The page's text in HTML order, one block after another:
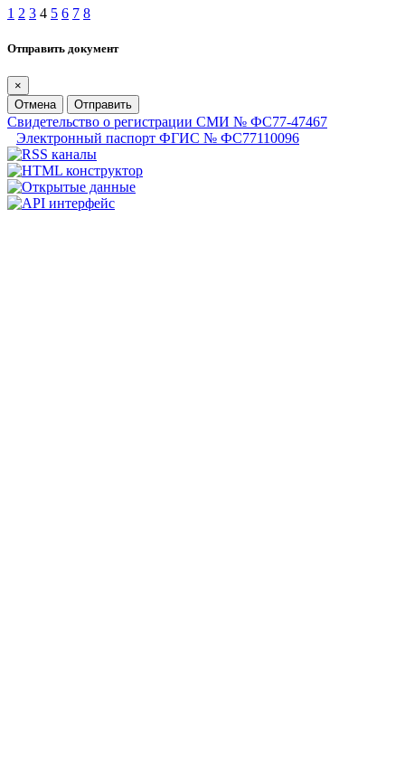
1 2 3 4 5 6 7 8
Отправить документ
×
Отмена
Отправить
Свидетельство о регистрации СМИ № ФС77-47467
Электронный паспорт ФГИС № ФС77110096